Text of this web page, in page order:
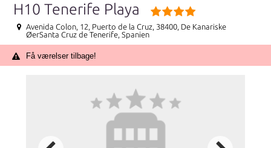
H10 Tenerife Playa
Avenida Colon, 12, Puerto de la Cruz, 38400, De Kanariske
ØerSanta Cruz de Tenerife, Spanien
Få værelser tilbage!